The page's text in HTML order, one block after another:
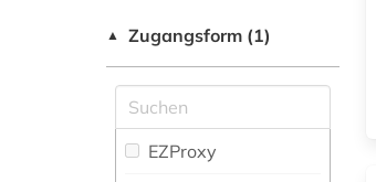
(1)
lyrik (1)
motette (1)
▲ Zugangsform (1)
EZProxy